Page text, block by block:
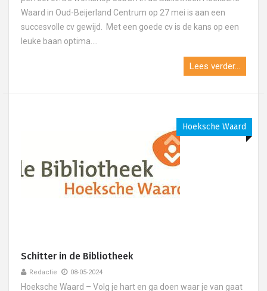
Waard in Oud-Beijerland Centrum op 27 mei is aan een
succesvolle cv gewijd. Met een goede cv is de kans op een
leuke baan optima....
Lees verder...
Hoeksche Waard
Schitter in de Bibliotheek
Redactie 08-05-2024
Hoeksche Waard – Volg je hart en ga doen waar je van gaat